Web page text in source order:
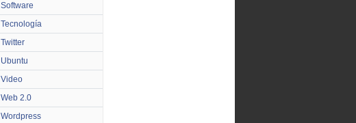
Software
Tecnología
Twitter
Ubuntu
Video
Web 2.0
Wordpress